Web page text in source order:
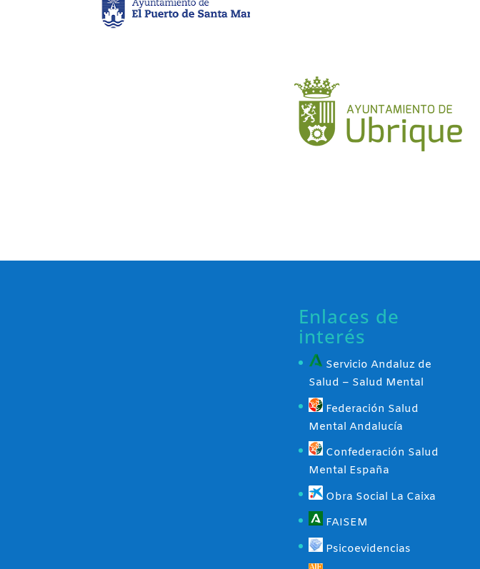
Enlaces de
interés
Servicio Andaluz de
Salud – Salud Mental
Federación Salud
Mental Andalucía
Confederación Salud
Mental España
Obra Social La Caixa
FAISEM
Psicoevidencias